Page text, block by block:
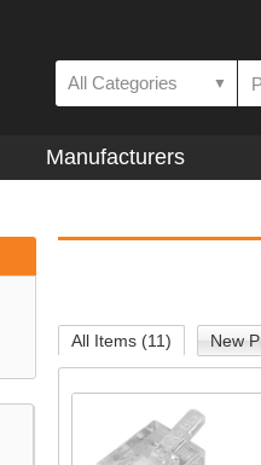
All Categories ▼
Manufacturers
All Items (11) New